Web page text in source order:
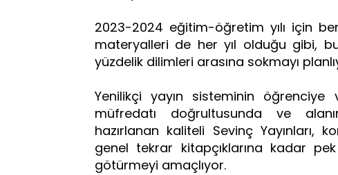
2023-2024 eğitim-öğretim yılı için
materyalleri de her yıl olduğu gibi, bu
yüzdelik dilimleri arasına sokmayı
Yenilikçi yayın sisteminin öğrenciye
müfredatı doğrultusunda ve
hazırlanan kaliteli Sevinç Yayınları,
genel tekrar kitapçıklarına kadar
götürmeyi amaçlıyor.